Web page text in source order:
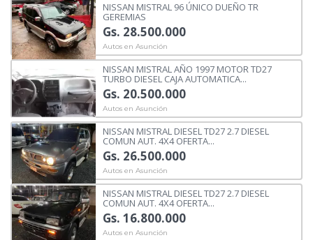
NISSAN MISTRAL 96 ÚNICO DUEÑO TR
GEREMIAS
Gs. 28.500.000
Autos en Asunción
NISSAN MISTRAL AÑO 1997 MOTOR TD27
TURBO DIESEL CAJA AUTOMATICA...
Gs. 20.500.000
Autos en Asunción
NISSAN MISTRAL DIESEL TD27 2.7 DIESEL
COMUN AUT. 4X4 OFERTA...
Gs. 26.500.000
Autos en Asunción
NISSAN MISTRAL DIESEL TD27 2.7 DIESEL
COMUN AUT. 4X4 OFERTA...
Gs. 16.800.000
Autos en Asunción